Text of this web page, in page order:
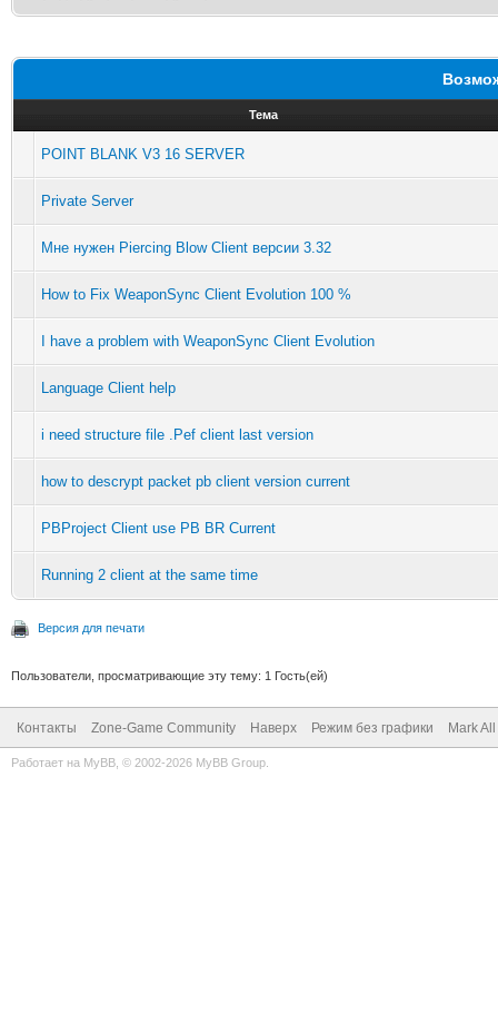
Тема
POINT BLANK V3 16 SERVER
Private Server
Мне нужен Piercing Blow Client версии 3.32
How to Fix WeaponSync Client Evolution 100 %
I have a problem with WeaponSync Client Evolution
Language Client help
i need structure file .Pef client last version
how to descrypt packet pb client version current
PBProject Client use PB BR Current
Running 2 client at the same time
Версия для печати
Пользователи, просматривающие эту тему: 1 Гость(ей)
Контакты Zone-Game Community Наверх Режим без графики Mark
Работает на MyBB , © 2002-2026 MyBB Group